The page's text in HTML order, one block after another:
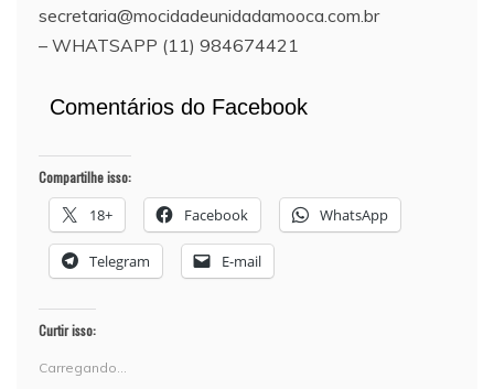
secretaria@mocidadeunidadamooca.com.br
– WHATSAPP (11) 984674421
Comentários do Facebook
Compartilhe isso:
18+ Facebook WhatsApp
Telegram E-mail
Curtir isso:
Carregando...